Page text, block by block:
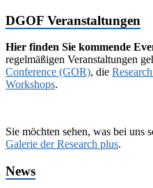
DGOF Veranstaltungen
Hier finden Sie kommende
regelmäßigen Veranstaltungen
Conference (GOR), die
Workshops.
Sie möchten sehen, was bei uns
Galerie der Research plus.
News